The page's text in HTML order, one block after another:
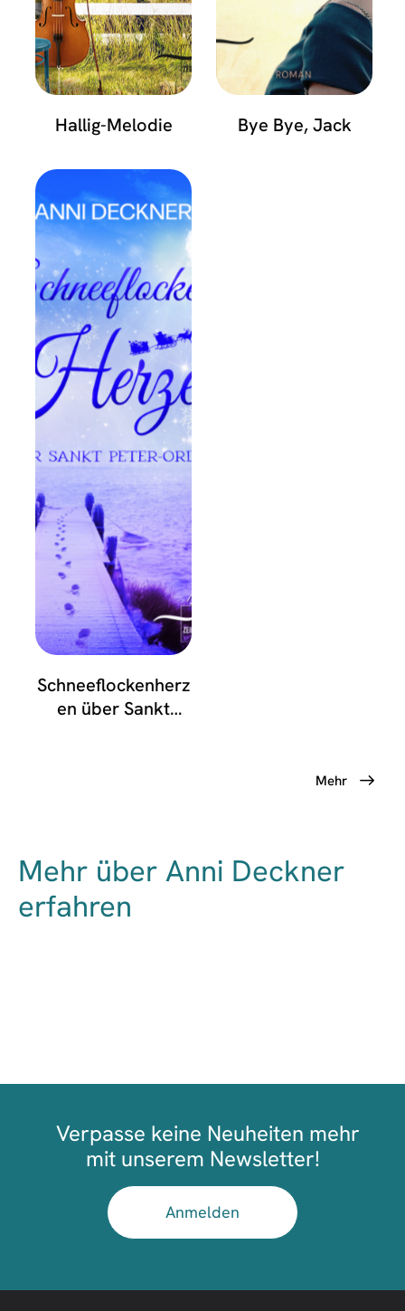
Hallig-Melodie Bye Bye, Jack
Schneeflockenherz
en über Sankt
Mehr
Mehr über Anni Deckner
erfahren
Verpasse keine Neuheiten mehr
mit unserem Newsletter!
Anmelden